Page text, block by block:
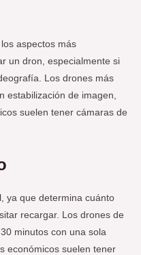
aspectos más
un dron, especialmente si
Los drones más
estabilización de imagen,
suelen tener cámaras de
ya que determina cuánto
recargar. Los drones de
minutos con una sola
económicos suelen tener